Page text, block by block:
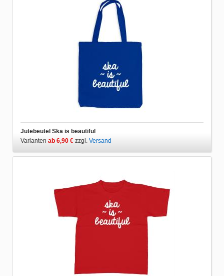
Jutebeutel Ska is beautiful
Varianten ab 6,90 € zzgl. Versand